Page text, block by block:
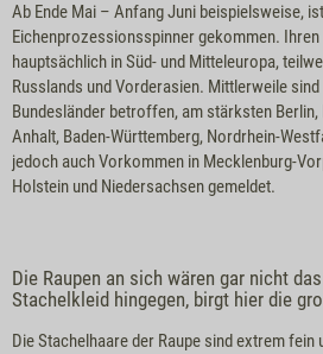
Ab Ende Mai – Anfang Juni beispielsweise,
Eichenprozessionsspinner gekommen. Ihren
hauptsächlich in Süd- und Mitteleuropa,
Russlands und Vorderasien. Mittlerweile
Bundesländer betroffen, am stärksten Berlin,
Anhalt, Baden-Württemberg, Nordrhein-
jedoch auch Vorkommen in Mecklenburg-
Holstein und Niedersachsen gemeldet.
Die Raupen an sich wären gar nicht
Stachelkleid hingegen, birgt hier die
Die Stachelhaare der Raupe sind extrem